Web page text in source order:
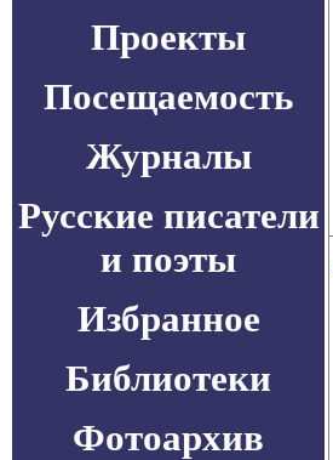
Проекты
Посещаемость
Журналы
Русские писатели
и поэты
Избранное
Библиотеки
Фотоархив